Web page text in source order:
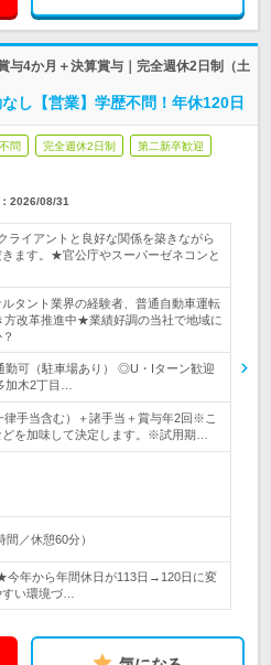
与4か月＋決算賞与｜完全週休2日制（土
し【営業】学歴不問！年休120日
問 完全週休2日制 第二新卒歓迎
2026/08/31
ライアントと良好な関係を築きながら
ます。★官公庁やスーパーゼネコンと
ルタント業界の経験者、普通自動車運転
改革推進中★業績好調の当社で地域に
可（駐車場あり） ◎U・Iターン歓迎
加木2丁目…
律手当含む）＋諸手当＋賞与年2回※こ
を加味して決定します。※試用期…
／休憩60分）
年から年間休日が113日→120日に変
い環境づ…